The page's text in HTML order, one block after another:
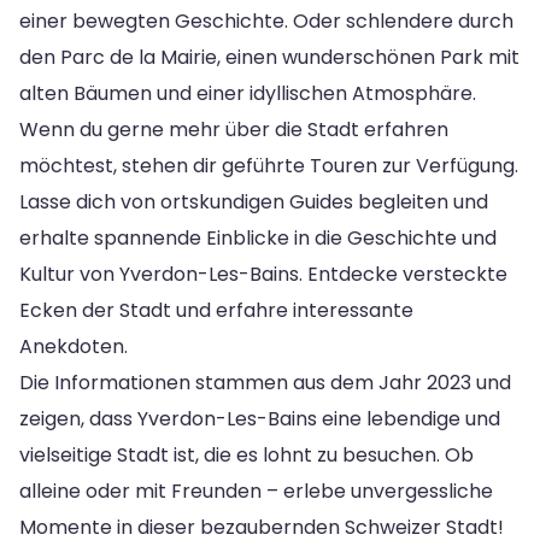
einer bewegten Geschichte. Oder schlendere durch
den Parc de la Mairie, einen wunderschönen Park mit
alten Bäumen und einer idyllischen Atmosphäre.
Wenn du gerne mehr über die Stadt erfahren
möchtest, stehen dir geführte Touren zur Verfügung.
Lasse dich von ortskundigen Guides begleiten und
erhalte spannende Einblicke in die Geschichte und
Kultur von Yverdon-Les-Bains. Entdecke versteckte
Ecken der Stadt und erfahre interessante
Anekdoten.
Die Informationen stammen aus dem Jahr 2023 und
zeigen, dass Yverdon-Les-Bains eine lebendige und
vielseitige Stadt ist, die es lohnt zu besuchen. Ob
alleine oder mit Freunden – erlebe unvergessliche
Momente in dieser bezaubernden Schweizer Stadt!